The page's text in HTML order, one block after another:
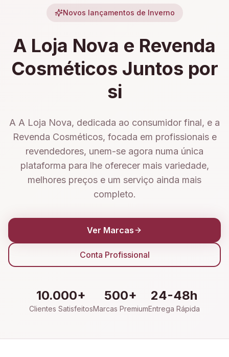
Novos lançamentos de Inverno
A Loja Nova e Revenda
Cosméticos Juntos por
si
A A Loja Nova, dedicada ao consumidor final, e a
Revenda Cosméticos, focada em profissionais e
revendedores, unem-se agora numa única
plataforma para lhe oferecer mais variedade,
melhores preços e um serviço ainda mais
completo.
Ver Marcas
Conta Profissional
10.000+
Clientes Satisfeitos
500+
Marcas Premium
24-48h
Entrega Rápida